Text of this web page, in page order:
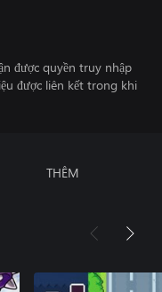
được quyền truy nhập
được liên kết trong khi
THÊM